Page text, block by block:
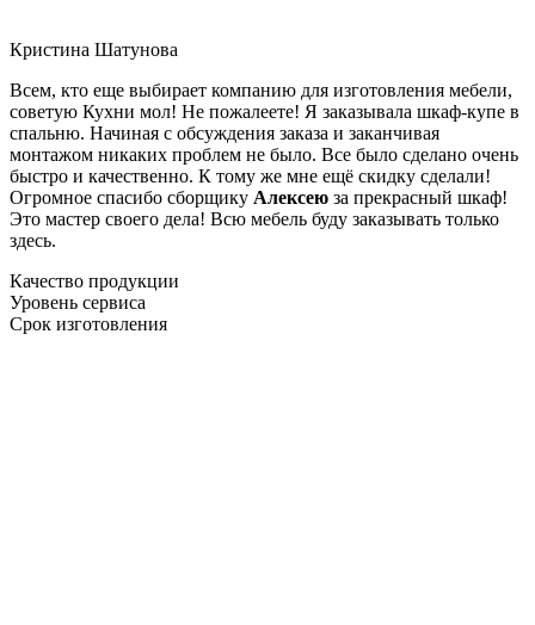
Кристина Шатунова
Всем, кто еще выбирает компанию для изготовления мебели,
советую Кухни мол! Не пожалеете! Я заказывала шкаф-купе в
спальню. Начиная с обсуждения заказа и заканчивая
монтажом никаких проблем не было. Все было сделано очень
быстро и качественно. К тому же мне ещё скидку сделали!
Огромное спасибо сборщику Алексею за прекрасный шкаф!
Это мастер своего дела! Всю мебель буду заказывать только
здесь.
Качество продукции
Уровень сервиса
Срок изготовления